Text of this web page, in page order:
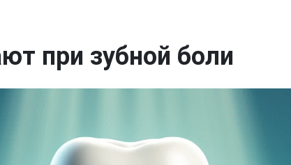
при зубной боли